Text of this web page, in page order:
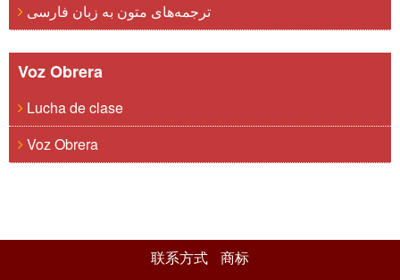
ترجمه‌های متون به زبان فارسی
Voz Obrera
Lucha de clase
Voz Obrera
联系方式 商标